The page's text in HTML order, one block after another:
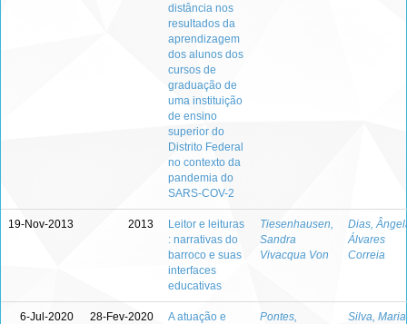
distância nos
resultados da
aprendizagem
dos alunos dos
cursos de
graduação de
uma instituição
de ensino
superior do
Distrito Federal
no contexto da
pandemia do
SARS-COV-2
19-Nov-2013 2013
Leitor e leituras
: narrativas do
barroco e suas
interfaces
educativas
Tiesenhausen,
Sandra
Vivacqua Von
Dias,
Álvares
Correia
6-Jul-2020 28-Fev-2020
A atuação e
Pontes,
Silva, Maria